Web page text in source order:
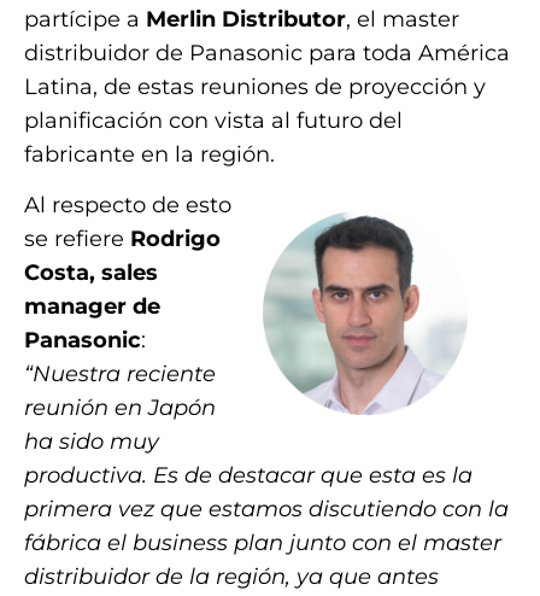
partícipe a Merlin Distributor, el master
distribuidor de Panasonic para toda América
Latina, de estas reuniones de proyección y
planificación con vista al futuro del
fabricante en la región.
Al respecto de esto
se refiere Rodrigo
Costa, sales
manager de
Panasonic:
“Nuestra reciente
reunión en Japón
ha sido muy
productiva. Es de destacar que esta es la
primera vez que estamos discutiendo con la
fábrica el business plan junto con el master
distribuidor de la región, ya que antes